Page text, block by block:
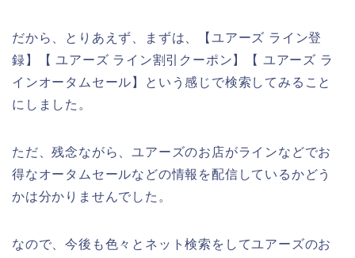
だから、とりあえず、まずは、【ユアーズ ライン登
録】【 ユアーズ ライン割引クーポン】【 ユアーズ ラ
インオータムセール】という感じで検索してみること
にしました。
ただ、残念ながら、ユアーズのお店がラインなどでお
得なオータムセールなどの情報を配信しているかどう
かは分かりませんでした。
なので、今後も色々とネット検索をしてユアーズのお